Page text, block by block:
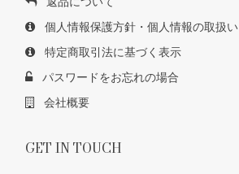
個人情報保護方針・個人情報の取扱い
特定商取引法に基づく表示
パスワードをお忘れの場合
会社概要
GET IN TOUCH